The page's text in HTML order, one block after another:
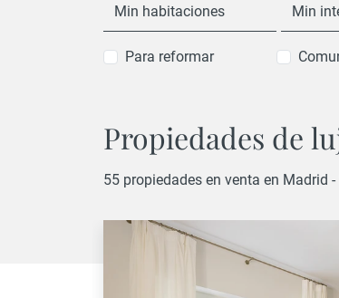
Min habitaciones Min
Para reformar
Propiedades de
55 propiedades en venta en Madrid